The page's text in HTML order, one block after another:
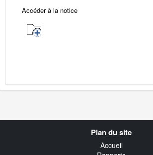
Accéder à la notice
Plan du site
Accueil